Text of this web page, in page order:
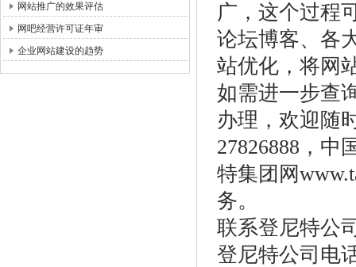
网站推广的效果评估
网吧经营许可证年审
企业网站建设的趋势
广，这个过程
论坛博客、各
站优化，将网
如需进一步查
办理，欢迎随
27826888，中
特集团网
务。
联系登尼特公
登尼特公司电